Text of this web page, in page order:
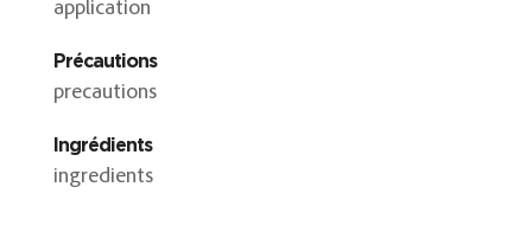
application
Précautions
precautions
Ingrédients
ingredients